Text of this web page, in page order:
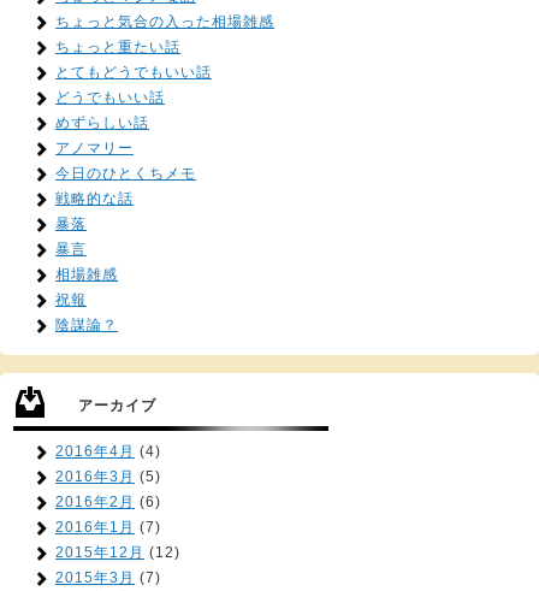
ちょっと気合の入った相場雑感
ちょっと重たい話
とてもどうでもいい話
どうでもいい話
めずらしい話
アノマリー
今日のひとくちメモ
戦略的な話
暴落
暴言
相場雑感
祝報
陰謀論？
アーカイブ
2016年4月 (4)
2016年3月 (5)
2016年2月 (6)
2016年1月 (7)
2015年12月 (12)
2015年3月 (7)